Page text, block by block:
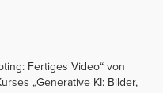
Fertiges Video“ von
„Generative KI: Bilder,